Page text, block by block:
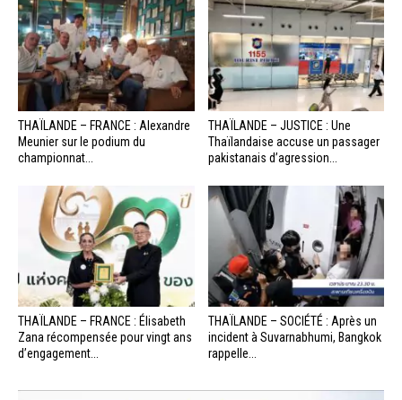
THAÏLANDE – FRANCE : Alexandre
Meunier sur le podium du
championnat...
THAÏLANDE – JUSTICE : Une
Thaïlandaise accuse un passager
pakistanais d’agression...
THAÏLANDE – FRANCE : Élisabeth
Zana récompensée pour vingt ans
d’engagement...
THAÏLANDE – SOCIÉTÉ : Après un
incident à Suvarnabhumi, Bangkok
rappelle...